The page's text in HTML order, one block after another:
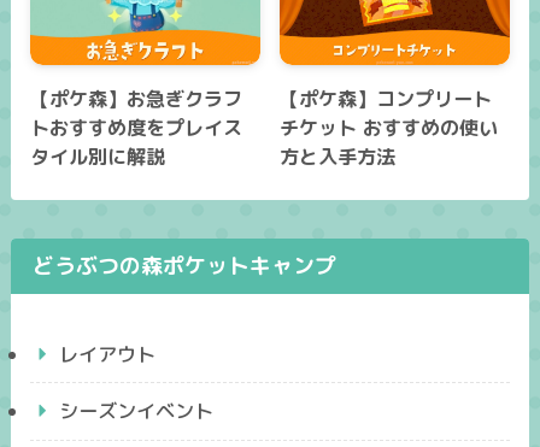
【ポケ森】お急ぎクラフ
トおすすめ度をプレイス
タイル別に解説
【ポケ森】コンプリート
チケット おすすめの使い
方と入手方法
どうぶつの森ポケットキャンプ
レイアウト
シーズンイベント